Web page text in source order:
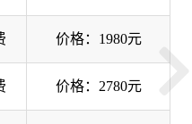
价格：1980元
价格：2780元